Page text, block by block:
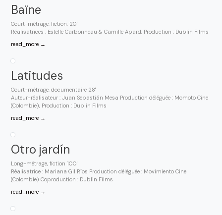
Baïne
Court-métrage, fiction, 20'
Réalisatrices : Estelle Carbonneau & Camille Apard, Production : Dublin Films
read_more →
Latitudes
Court-métrage, documentaire 28'
Auteur-réalisateur : Juan Sebastián Mesa Production déléguée : Momoto Cine
(Colombie), Production : Dublin Films
read_more →
Otro jardín
Long-métrage, fiction 100'
Réalisatrice : Mariana Gil Ríos Production déléguée : Movimiento Cine
(Colombie) Coproduction : Dublin Films
read_more →